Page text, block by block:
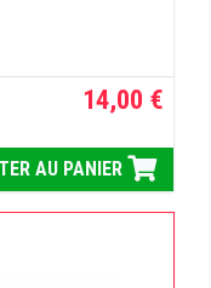
14,00 €
AU PANIER